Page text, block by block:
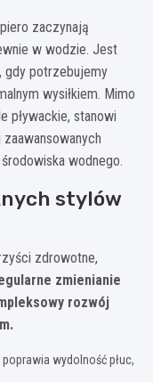
zaczynają
w wodzie. Jest
gdy potrzebujemy
wysiłkiem. Mimo
pływackie, stanowi
wodnego.
stylów
zdrowotne,
zmienianie
rozwój
wydolność płuc,